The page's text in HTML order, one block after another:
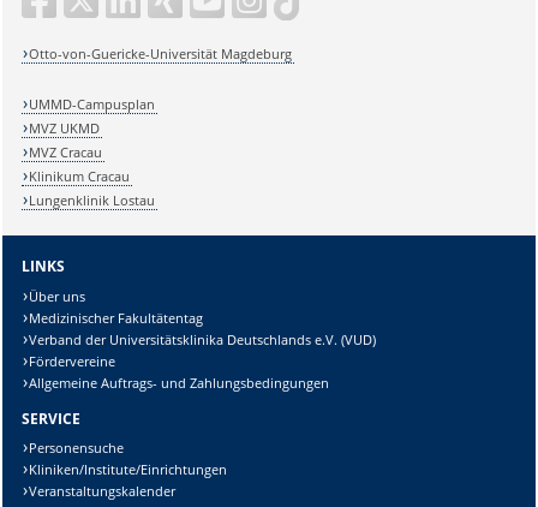
Otto-von-Guericke-Universität Magdeburg
UMMD-Campusplan
MVZ UKMD
MVZ Cracau
Klinikum Cracau
Lungenklinik Lostau
LINKS
Über uns
Medizinischer Fakultätentag
Verband der Universitätsklinika Deutschlands e.V. (VUD)
Fördervereine
Allgemeine Auftrags- und Zahlungsbedingungen
SERVICE
Personensuche
Kliniken/Institute/Einrichtungen
Veranstaltungskalender